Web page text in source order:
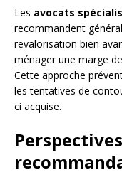
Les avocats
recommandent
revalorisation bien
ménager une marge
Cette approche
les tentatives de
ci acquise.